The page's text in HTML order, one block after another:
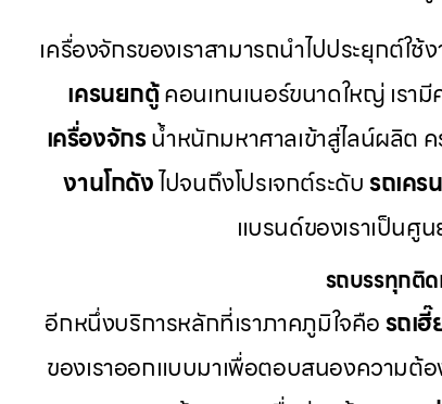
เครื่องจักรของเราสามารถนำไปประยุกต์ใช้
เครนยกตู้คอนเทนเนอร์ขนาดใหญ่ เรา
เครื่องจักรน้ำหนักมหาศาลเข้าสู่ไลน์ผลิต
งานโกดังไปจนถึงโปรเจกต์ระดับรถเคร
แบรนด์ของเราเป็นศู
รถบรรทุกติด
อีกหนึ่งบริการหลักที่เราภาคภูมิใจคือรถเฮี๊
ของเราออกแบบมาเพื่อตอบสนองความต้